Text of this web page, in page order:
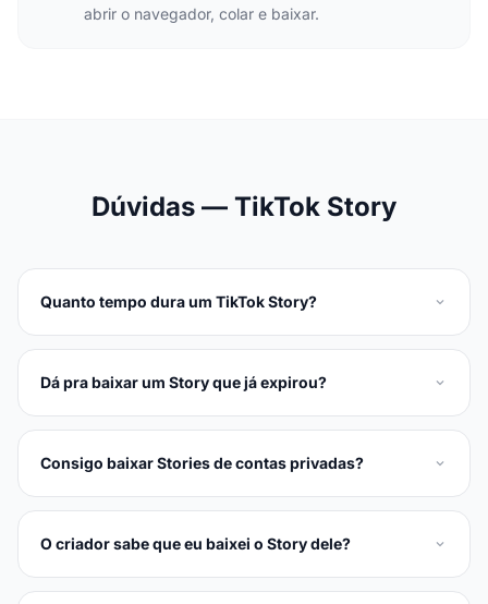
abrir o navegador, colar e baixar.
Dúvidas — TikTok Story
Quanto tempo dura um TikTok Story?
Dá pra baixar um Story que já expirou?
Consigo baixar Stories de contas privadas?
O criador sabe que eu baixei o Story dele?